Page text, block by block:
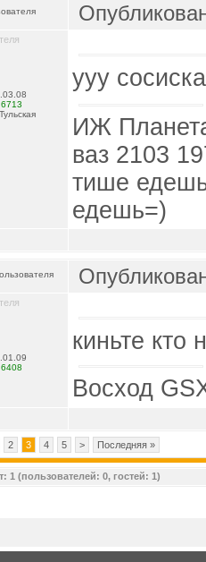
6713
ууу
ИЖ
ваз 2103
тише
едешь=)
6408
киньте кто
Восход
2 3 4 5 > Последняя »
1 (пользователей: 0, гостей: 1)